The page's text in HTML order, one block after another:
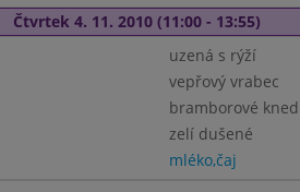
Čtvrtek 4. 11. 2010 (11:00 - 13:55)
uzená s rýží
vepřový vrabec
bramborové
zelí dušené
mléko,čaj